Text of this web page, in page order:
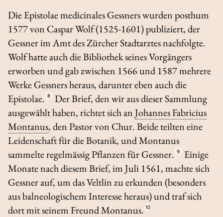
DieEpistolae medicinalesGessners wurden posthum
1577 von Caspar Wolf (1525-1601) publiziert, der
Gessner im Amt des Zürcher Stadtarztes nachfolgte.
Wolf hatte auch die Bibliothek seines Vorgängers
erworben und gab zwischen 1566 und 1587 mehrere
Werke Gessners heraus, darunter eben auch die
Epistolae. 8
Der Brief, den wir aus dieser Sammlung
ausgewählt haben, richtet sich anJohannes Fabricius
Montanus, den Pastor von Chur. Beide teilten eine
Leidenschaft für die Botanik, und Montanus
sammelte regelmässig Pflanzen für Gessner. 9
Einige
Monate nach diesem Brief, im Juli 1561, machte sich
Gessner auf, um das Veltlin zu erkunden (besonders
aus balneologischem Interesse heraus) und traf sich
dort mit seinem Freund Montanus. 10